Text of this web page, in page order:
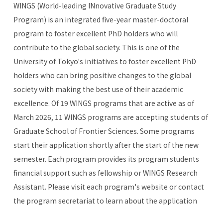
WINGS (World-leading INnovative Graduate Study
Program) is an integrated five-year master-doctoral
program to foster excellent PhD holders who will
contribute to the global society. This is one of the
University of Tokyo's initiatives to foster excellent PhD
holders who can bring positive changes to the global
society with making the best use of their academic
excellence. Of 19 WINGS programs that are active as of
March 2026, 11 WINGS programs are accepting students of
Graduate School of Frontier Sciences. Some programs
start their application shortly after the start of the new
semester. Each program provides its program students
financial support such as fellowship or WINGS Research
Assistant. Please visit each program's website or contact
the program secretariat to learn about the application